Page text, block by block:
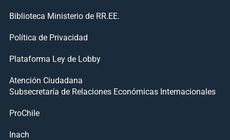
Biblioteca Ministerio de RR.EE.
Política de Privacidad
Plataforma Ley de Lobby
Atención Ciudadana
Subsecretaría de Relaciones Económicas Internacionales
ProChile
Inach